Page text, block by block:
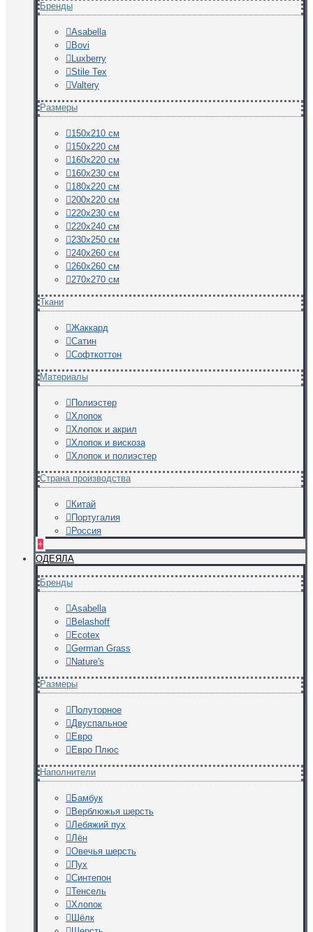
Бренды
Asabella
Bovi
Luxberry
Stile Tex
Valtery
Размеры
150х210 см
150х220 см
160х220 см
160х230 см
180х220 см
200х220 см
220х230 см
220х240 см
230х250 см
240х260 см
260х260 см
270х270 см
Ткани
Жаккард
Сатин
Софткоттон
Материалы
Полиэстер
Хлопок
Хлопок и акрил
Хлопок и вискоза
Хлопок и полиэстер
Страна производства
Китай
Португалия
Россия
+
ОДЕЯЛА
Бренды
Asabella
Belashoff
Ecotex
German Grass
Nature's
Размеры
Полуторное
Двуспальное
Евро
Евро Плюс
Наполнители
Бамбук
Верблюжья шерсть
Лебяжий пух
Лён
Овечья шерсть
Пух
Синтепон
Тенсель
Хлопок
Шёлк